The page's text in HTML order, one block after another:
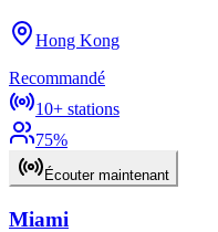
Hong Kong
Recommandé
10+ stations
75%
Écouter maintenant
Miami